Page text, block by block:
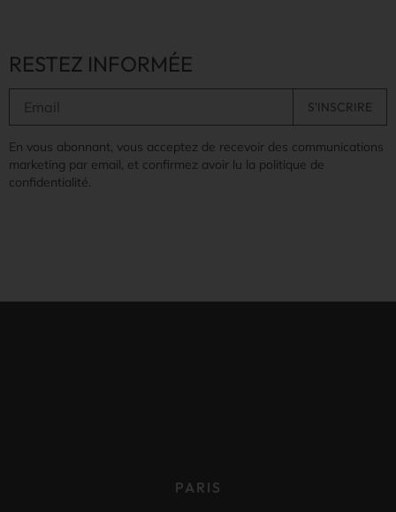
RESTEZ INFORMÉE
En vous abonnant, vous acceptez de recevoir des communications
marketing par email, et confirmez avoir lu la politique de
confidentialité.
PARIS